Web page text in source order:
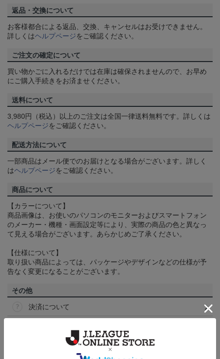
返品・交換について
お客様都合による返品、交換、キャンセルはお受けできません。
詳しくはヘルプページをご確認ください。
ご注文の確定について
買い物かごに入れるだけでは在庫は確保されませんので、お早め
にご購入手続きをお済ませください。
送料について
3,980円（税込）以上のご注文は全国一律送料無料です。詳しくは
ヘルプページをご確認ください。
配送方法について
一部商品はメール便でのお届けとなる場合がございます。詳しく
はヘルプページをご確認ください。
商品について
【カラーについて】
商品画像は、お使いのパソコンのモニターおよびスマートフォン
のメーカー・機種・画面設定等により、実際の商品の色と異なっ
て見える場合がございます。あらかじめご了承ください。
【仕様について】
取り扱い商品によっては、パッケージやデザインなどの仕様が予
告なく変更になることがございます。
その他
決済について
ヘルプページ